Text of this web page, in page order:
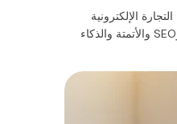
الإلكترونية
وتصميم المواقع وتطبيقات الجوال وSEO والأتمتة والذكاء